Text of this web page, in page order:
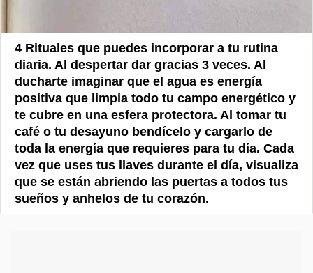
4 Rituales que puedes incorporar a tu rutina
diaria. Al despertar dar gracias 3 veces. Al
ducharte imaginar que el agua es energía
positiva que limpia todo tu campo energético y
te cubre en una esfera protectora. Al tomar tu
café o tu desayuno bendícelo y cargarlo de
toda la energía que requieres para tu día. Cada
vez que uses tus llaves durante el día, visualiza
que se están abriendo las puertas a todos tus
sueños y anhelos de tu corazón.